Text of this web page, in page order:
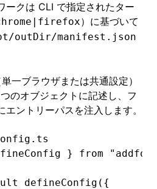
ークは CLI で指定されたター
）に基づいて
outDir/manifest.json
一ブラウザまたは共通設定）
のオブジェクトに記述し、フ
ントリーパスを注入します。
} from
defineConfig ({